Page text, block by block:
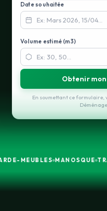
Date souhaitée
Volume estimé (m3)
Obtenir
En soumettant ce
MANOSQUE